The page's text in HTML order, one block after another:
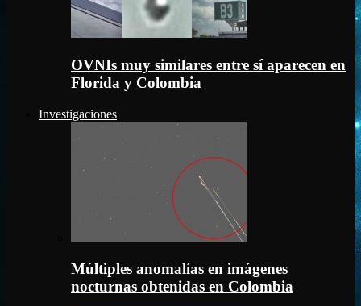
OVNIs muy similares entre sí aparecen en
Florida y Colombia
Investigaciones
Múltiples anomalías en imágenes
nocturnas obtenidas en Colombia